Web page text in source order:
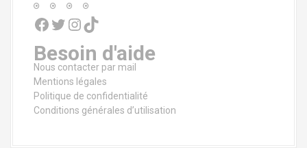
Facebook Twitter InstagramTikTok
Besoin d'aide
Nous contacter par mail
Mentions légales
Politique de confidentialité
Conditions générales d’utilisation